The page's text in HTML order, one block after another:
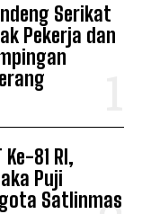
Serikat
Pekerja dan
Ke-81 RI,
Puji
Satlinmas